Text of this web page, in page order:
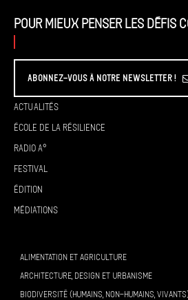
Pour mieux penser les défis
Abonnez-vous à Notre Newsletter !
Actualités
École de la résilience
Radio A°
Festival
Édition
Médiations
ALIMENTATION ET AGRICULTURE
ARCHITECTURE, DESIGN ET URBANISME
BIODIVERSITÉ (HUMAINS, NON-HUMAINS,